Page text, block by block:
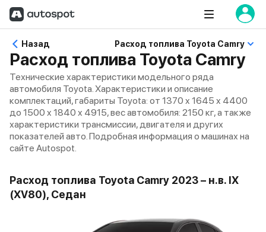
Назад Расход топлива Toyota Camry
Расход топлива Toyota Camry
Технические характеристики модельного ряда
автомобиля Toyota. Характеристики и описание
комплектаций, габариты Toyota: от 1370 x 1645 x 4400
до 1500 x 1840 x 4915, вес автомобиля: 2150 кг, а также
характеристики трансмиссии, двигателя и других
показателей авто. Подробная информация о машинах на
сайте Autospot.
Расход топлива Toyota Camry 2023 – н.в. IX
(XV80), Седан